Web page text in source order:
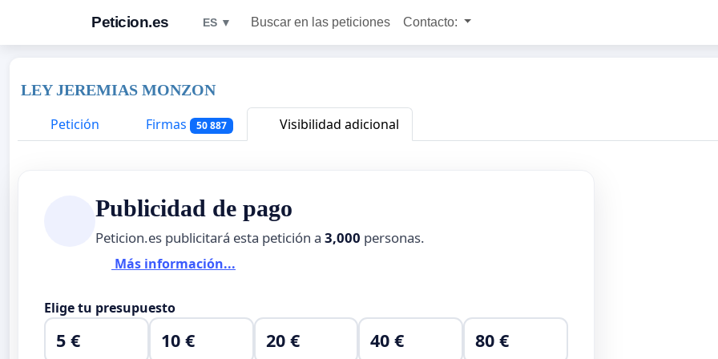
Peticion.es ES ▼ Buscar en las peticiones Contacto:
LEY JEREMIAS MONZON
Petición
Firmas 50 887 Visibilidad adicional
Publicidad de pago
Peticion.es publicitará esta petición a 3,000 personas.
Más información...
Elige tu presupuesto
5 € 10 € 20 € 40 € 80 €